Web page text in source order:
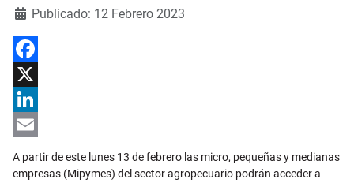
DetallesPublicado: 12 Febrero 2023
Facebook
X
LinkedIn
Email
A partir de este lunes 13 de febrero las micro, pequeñas y medianas
empresas (Mipymes) del sector agropecuario podrán acceder a